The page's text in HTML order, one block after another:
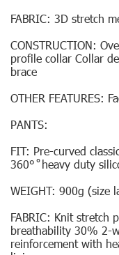
FABRIC: 3D stretch
CONSTRUCTION:
profile collar Collar
brace
OTHER FEATURES:
PANTS:
FIT: Pre-curved
360° ̊ heavy duty
WEIGHT: 900g (size
FABRIC: Knit stretch
breathability 30% 2-
reinforcement with